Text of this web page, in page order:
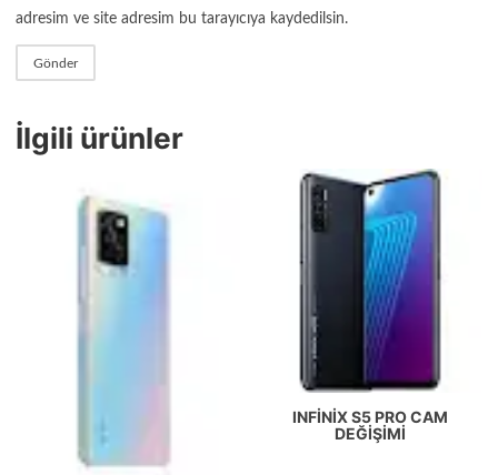
adresim ve site adresim bu tarayıcıya kaydedilsin.
İlgili ürünler
INFINIX S5 PRO CAM
DEĞIŞIMI